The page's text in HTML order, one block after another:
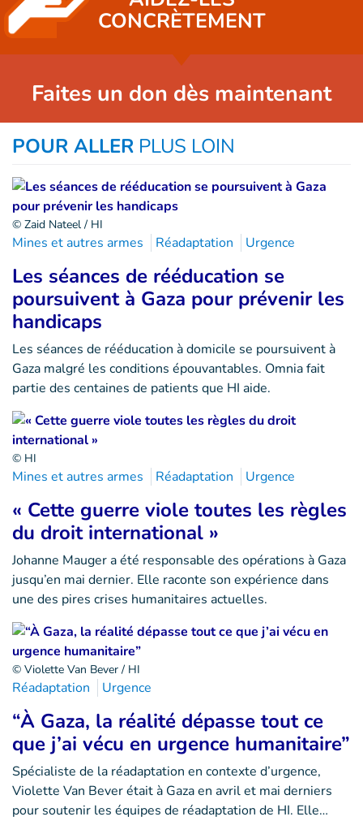
CONCRÈTEMENT
Faites un don dès maintenant
POUR ALLER PLUS LOIN
© Zaid Nateel / HI
Mines et autres armes Réadaptation Urgence
Les séances de rééducation se
poursuivent à Gaza pour prévenir les
handicaps
Les séances de rééducation à domicile se poursuivent à
Gaza malgré les conditions épouvantables. Omnia fait
partie des centaines de patients que HI aide.
© HI
Mines et autres armes Réadaptation Urgence
« Cette guerre viole toutes les règles
du droit international »
Johanne Mauger a été responsable des opérations à Gaza
jusqu’en mai dernier. Elle raconte son expérience dans
une des pires crises humanitaires actuelles.
© Violette Van Bever / HI
Réadaptation Urgence
“À Gaza, la réalité dépasse tout ce
que j’ai vécu en urgence humanitaire”
Spécialiste de la réadaptation en contexte d’urgence,
Violette Van Bever était à Gaza en avril et mai derniers
pour soutenir les équipes de réadaptation de HI. Elle…